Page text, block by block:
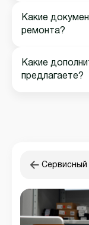
Какие
ремонта?
Какие
предлагаете?
Сервисный